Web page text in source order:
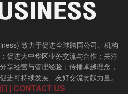
致力于促进全球跨国公司、机构
促进大中华区业务交流与合作；关注
享经营与管理经验；传播卓越理念，
进可持续发展、友好交流贡献力量。
| CONTACT US